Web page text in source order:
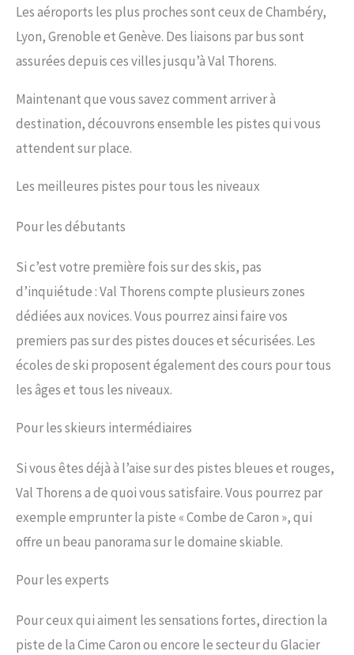
Les aéroports les plus proches sont ceux de Chambéry,
Lyon, Grenoble et Genève. Des liaisons par bus sont
assurées depuis ces villes jusqu’à Val Thorens.
Maintenant que vous savez comment arriver à
destination, découvrons ensemble les pistes qui vous
attendent sur place.
Les meilleures pistes pour tous les niveaux
Pour les débutants
Si c’est votre première fois sur des skis, pas
d’inquiétude : Val Thorens compte plusieurs zones
dédiées aux novices. Vous pourrez ainsi faire vos
premiers pas sur des pistes douces et sécurisées. Les
écoles de ski proposent également des cours pour tous
les âges et tous les niveaux.
Pour les skieurs intermédiaires
Si vous êtes déjà à l’aise sur des pistes bleues et rouges,
Val Thorens a de quoi vous satisfaire. Vous pourrez par
exemple emprunter la piste « Combe de Caron », qui
offre un beau panorama sur le domaine skiable.
Pour les experts
Pour ceux qui aiment les sensations fortes, direction la
piste de la Cime Caron ou encore le secteur du Glacier